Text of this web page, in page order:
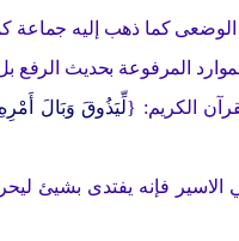
كما ذهب إليه جماعة
المرفوعة بحديث
الكريم: {لِّيَذُوقَ وَبَالَ أَمْرِهِ
الاسير فإنه يفتدى بشيئ